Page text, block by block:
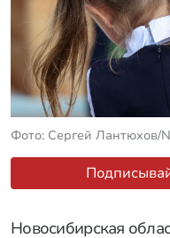
Фото: Сергей Лантюхов/
Новосибирская